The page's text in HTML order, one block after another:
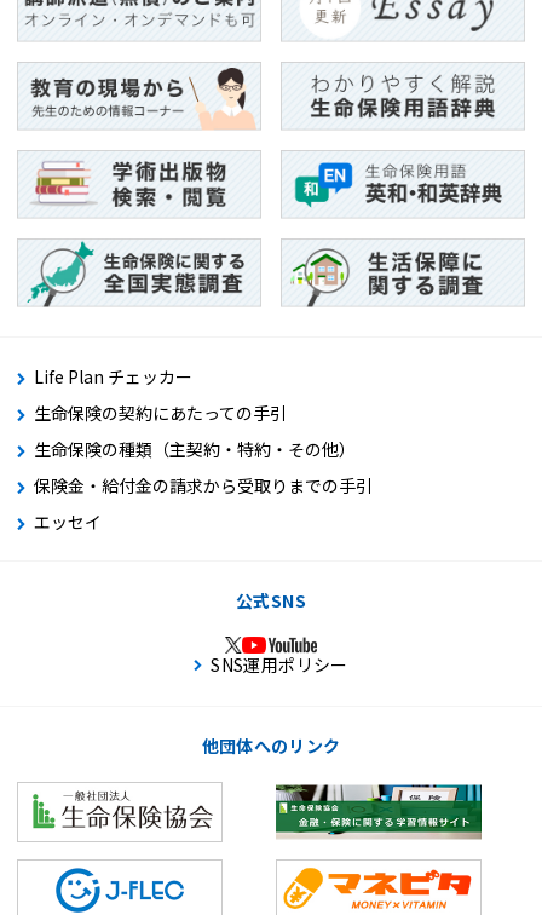
Life Plan チェッカー
生命保険の契約にあたっての手引
生命保険の種類（主契約・特約・その他）
保険金・給付金の請求から受取りまでの手引
エッセイ
公式SNS
SNS運用ポリシー
他団体へのリンク